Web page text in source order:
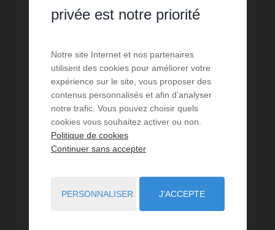
Bureau Bastia
privée est notre priorité
Notre site Internet et nos partenaires
utilisent des cookies pour améliorer votre
expérience sur le site, vous proposer des
contenus personnalisés et afin d’analyser
notre trafic. Vous pouvez choisir quels
cookies vous souhaitez activer ou non.
Politique de cookies
Continuer sans accepter
PERSONNALISER J'ACCEPTE